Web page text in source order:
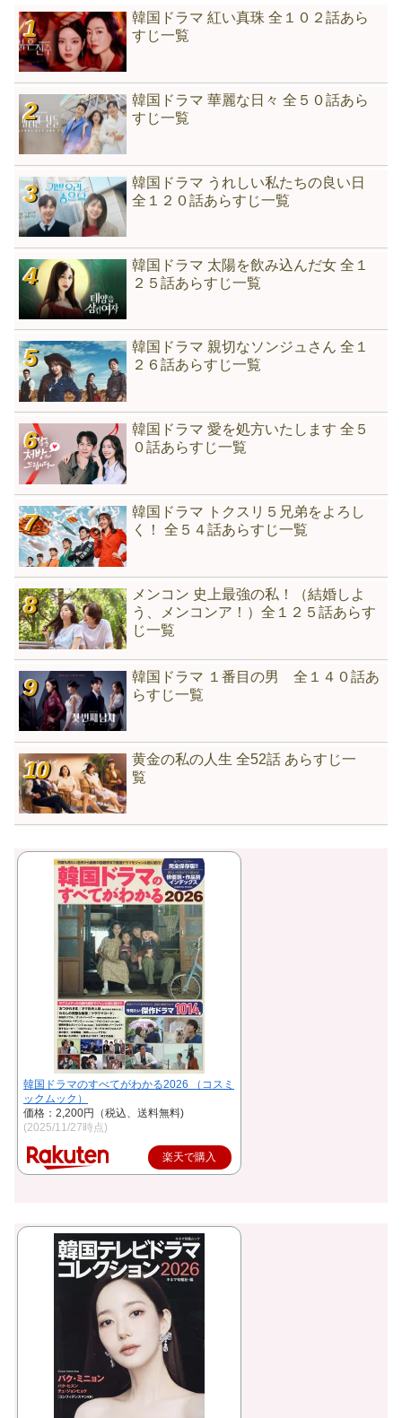
韓国ドラマ 紅い真珠 全１０２話あら
すじ一覧
韓国ドラマ 華麗な日々 全５０話あら
すじ一覧
韓国ドラマ うれしい私たちの良い日
全１２０話あらすじ一覧
韓国ドラマ 太陽を飲み込んだ女 全１
２５話あらすじ一覧
韓国ドラマ 親切なソンジュさん 全１
２６話あらすじ一覧
韓国ドラマ 愛を処方いたします 全５
０話あらすじ一覧
韓国ドラマ トクスリ５兄弟をよろし
く！ 全５４話あらすじ一覧
メンコン 史上最強の私！（結婚しよ
う、メンコンア！）全１２５話あらす
じ一覧
韓国ドラマ １番目の男 全１４０話あ
らすじ一覧
黄金の私の人生 全52話 あらすじ一
覧
韓国ドラマのすべてがわかる2026 （コスミ
ックムック）
価格：2,200円（税込、送料無料)
(2025/11/27時点)
楽天で購入